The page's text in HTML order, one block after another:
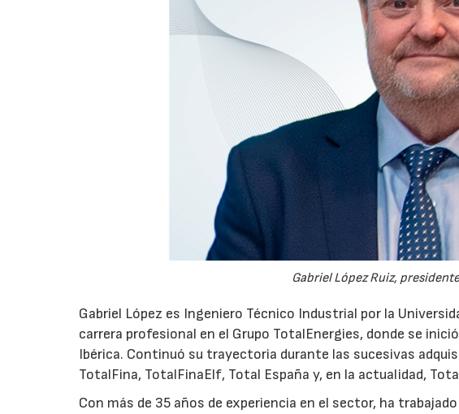
Gabriel López Ruiz,
Gabriel López es Ingeniero Técnico Industrial por la
carrera profesional en el Grupo TotalEnergies, donde se
Ibérica. Continuó su trayectoria durante las sucesivas
TotalFina, TotalFinaElf, Total España y, en la actualidad,
Con más de 35 años de experiencia en el sector, ha